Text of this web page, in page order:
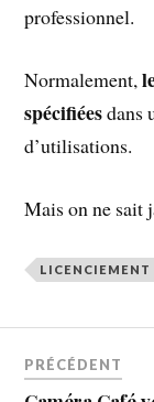
professionnel.
Normalement,
spécifiéesdans
d’utilisations.
Mais on ne sait
LICENCIEMENT
PRÉCÉDENT